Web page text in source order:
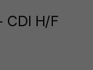
CDI H/F